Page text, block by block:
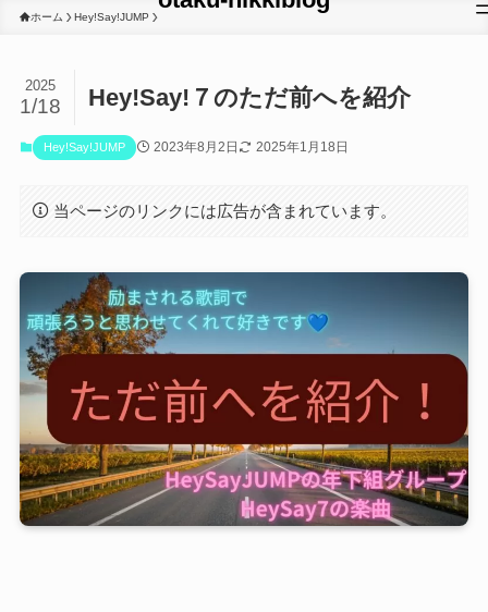
ホーム Hey!Say!JUMP
Hey!Say!７のただ前へを紹介
2025
1/18
Hey!Say!JUMP 2023年8月2日 2025年1月18日
当ページのリンクには広告が含まれています。